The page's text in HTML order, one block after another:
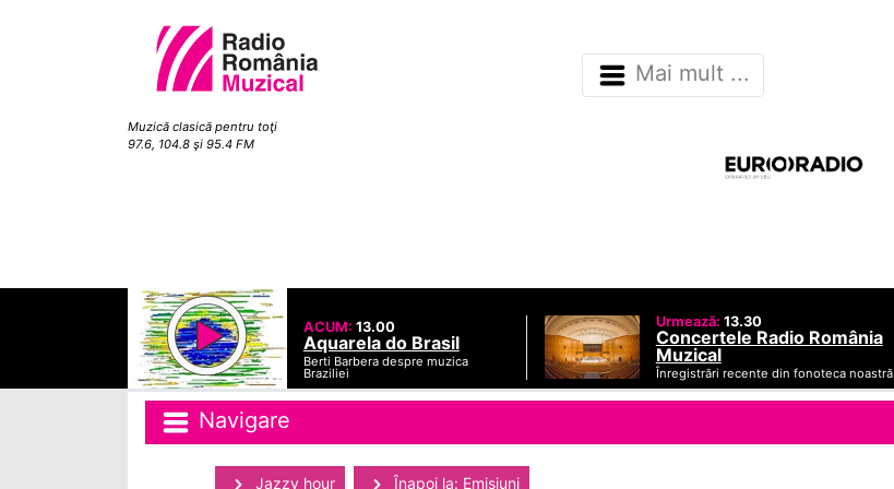
Muzică clasică pentru toţi
97.6, 104.8 şi 95.4 FM
Mai mult ...
ACUM: 13.00
Aquarela do Brasil
Berti Barbera despre muzica
Braziliei
Urmează: 13.30
Concertele Radio România
Muzical
Înregistrări recente din fonoteca noastră
Navigare
Jazzy hour Înapoi la: Emisiuni